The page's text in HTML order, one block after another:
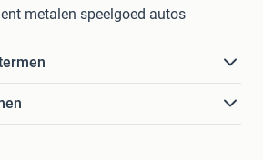
metalen speelgoed autos